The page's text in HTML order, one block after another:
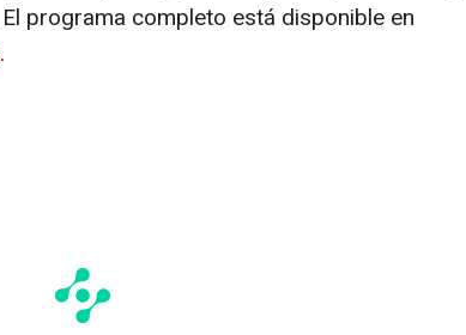
El programa completo está disponible en
.